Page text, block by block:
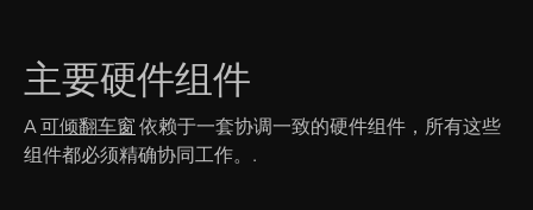
主要硬件组件
A 可倾翻车窗 依赖于一套协调一致的硬件组件，所有这些
组件都必须精确协同工作。.